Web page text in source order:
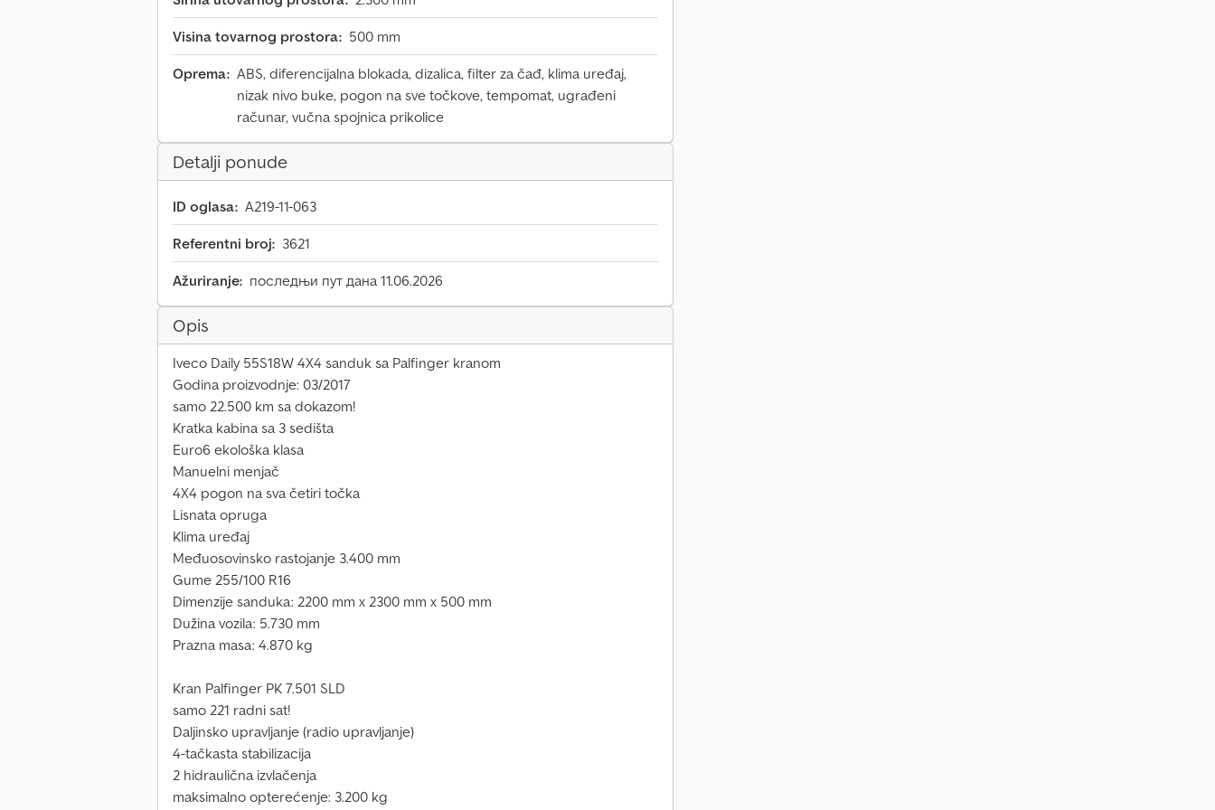
Visina tovarnog prostora: 500 mm
Oprema: ABS, diferencijalna blokada, dizalica, filter za čađ, klima uređaj,
nizak nivo buke, pogon na sve točkove, tempomat, ugrađeni
računar, vučna spojnica prikolice
Detalji ponude
ID oglasa: A219-11-063
Referentni broj: 3621
Ažuriranje: последњи пут дана 11.06.2026
Opis
Iveco Daily 55S18W 4X4 sanduk sa Palfinger kranom
Godina proizvodnje: 03/2017
samo 22.500 km sa dokazom!
Kratka kabina sa 3 sedišta
Euro6 ekološka klasa
Manuelni menjač
4X4 pogon na sva četiri točka
Lisnata opruga
Klima uređaj
Međuosovinsko rastojanje 3.400 mm
Gume 255/100 R16
Dimenzije sanduka: 2200 mm x 2300 mm x 500 mm
Dužina vozila: 5.730 mm
Prazna masa: 4.870 kg
Kran Palfinger PK 7.501 SLD
samo 221 radni sat!
Daljinsko upravljanje (radio upravljanje)
4-tačkasta stabilizacija
2 hidraulična izvlačenja
maksimalno opterećenje: 3.200 kg